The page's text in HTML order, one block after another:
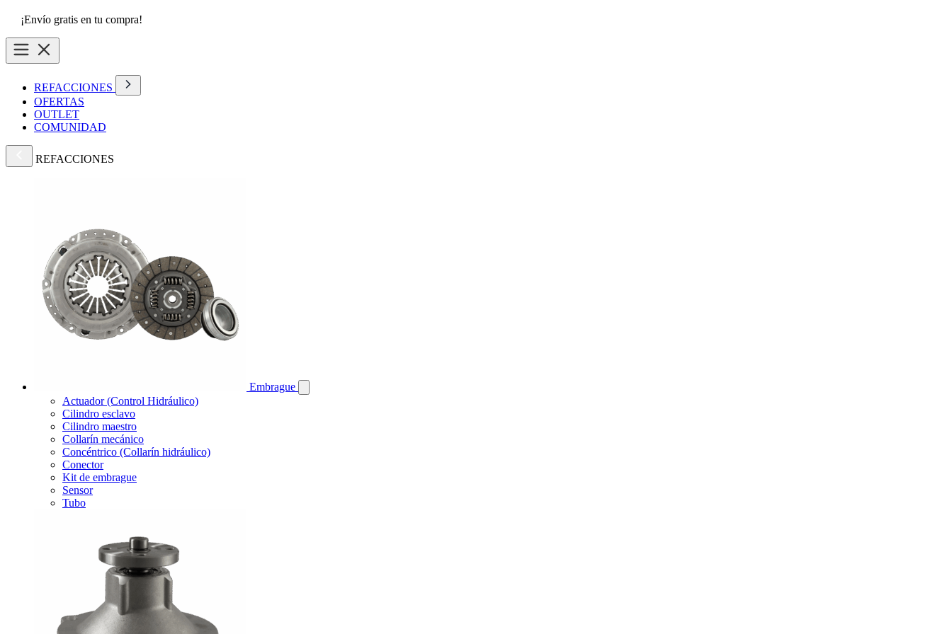
¡Envío gratis en tu compra!
REFACCIONES
OFERTAS
OUTLET
COMUNIDAD
REFACCIONES
Embrague
Actuador (Control Hidráulico)
Cilindro esclavo
Cilindro maestro
Collarín mecánico
Concéntrico (Collarín hidráulico)
Conector
Kit de embrague
Sensor
Tubo